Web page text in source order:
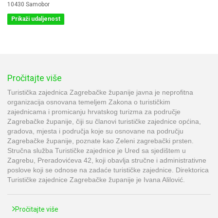
10430 Samobor
Prikaži udaljenost
Pročitajte više
Turistička zajednica Zagrebačke županije javna je neprofitna
organizacija osnovana temeljem Zakona o turističkim
zajednicama i promicanju hrvatskog turizma za područje
Zagrebačke županije, čiji su članovi turističke zajednice općina,
gradova, mjesta i područja koje su osnovane na području
Zagrebačke županije, poznate kao Zeleni zagrebački prsten.
Stručna služba Turističke zajednice je Ured sa sjedištem u
Zagrebu, Preradovićeva 42, koji obavlja stručne i administrativne
poslove koji se odnose na zadaće turističke zajednice. Direktorica
Turističke zajednice Zagrebačke županije je Ivana Alilović.
Pročitajte više